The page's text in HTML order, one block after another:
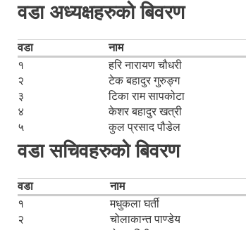
वडा अध्यक्षहरुको बिवरण
वडा नाम
१
हरि नारायण चौधरी
२
टेक बहादुर गुरुङ्ग
३
टिका राम सापकोटा
४
केशर बहादुर खत्री
५
कुल प्रसाद पौडेल
वडा सचिवहरुको बिवरण
वडा नाम
१
मधुकला घर्ती
२
चोलाकान्त पाण्डेय